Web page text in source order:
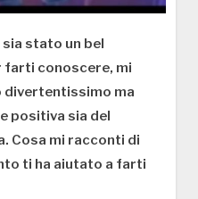
stato un bel
farti conoscere, mi
ma
positiva sia del
Cosa mi racconti di
ti ha aiutato a farti